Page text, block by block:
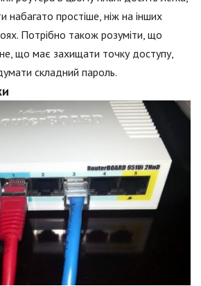
набагато простіше, ніж на інших
Потрібно також розуміти, що
що має захищати точку доступу,
складний пароль.